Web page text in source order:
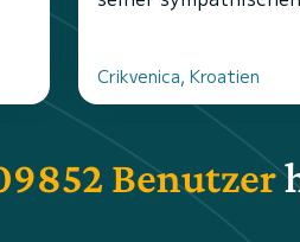
Crikvenica, Kroatien
Benutzer